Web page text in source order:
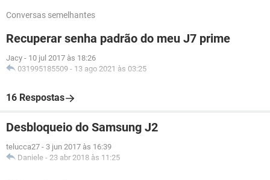
Conversas semelhantes
Recuperar senha padrão do meu J7 prime
Jacy - 10 jul 2017 às 18:26
031995185509 - 13 ago 2021 às 03:25
16 Respostas
Desbloqueio do Samsung J2
telucca27 - 3 jun 2017 às 16:39
Daniele - 23 abr 2018 às 11:25